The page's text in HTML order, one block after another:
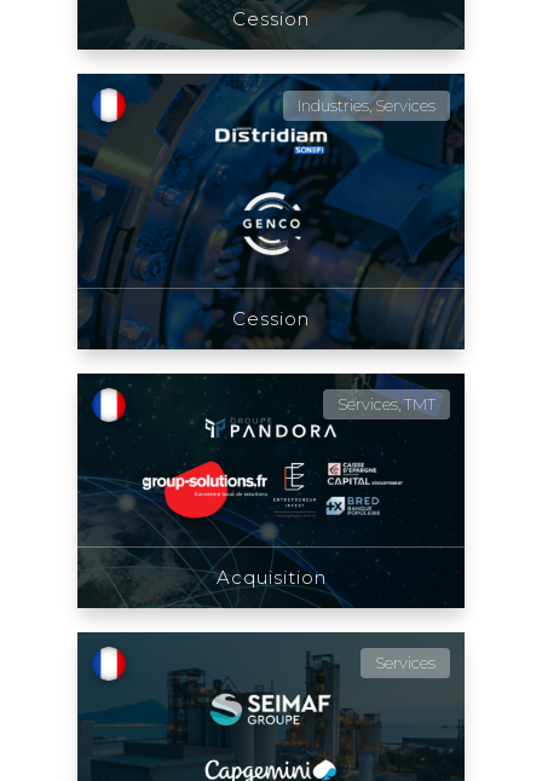
Cession
Industries, Services
Cession
Services, TMT
Acquisition
Services